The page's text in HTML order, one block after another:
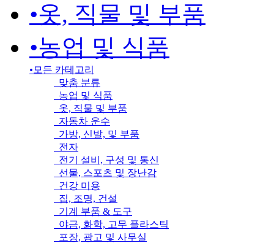
•옷, 직물 및 부품
•농업 및 식품
•모든 카테고리
맞춤 분류
농업 및 식품
옷, 직물 및 부품
자동차 운수
가방, 신발, 및 부품
전자
전기 설비, 구성 및 통신
선물, 스포츠 및 장난감
건강 미용
집, 조명, 건설
기계 부품 & 도구
야금, 화학, 고무 플라스틱
포장, 광고 및 사무실